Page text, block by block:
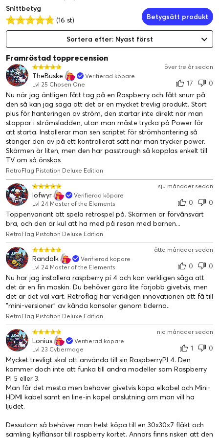
Snittbetyg
(16 st)
Betygsätt produkt
Sortera efter: Nyast först
Framröstad topprecension
över tre år sedan
TheBuske
Verifierad köpare
Lvl 25 Chosen One
17
0
Nu när jag äntligen fått tag på en Raspberry och fått snurr på
den så kan jag säga att det är en mycket trevlig produkt. Stort
plus för hanteringen av ström, den startar inte direkt när man
stoppar i strömsladden, utan man måste trycka på Power för
att starta. Installerar man sen scriptet för strömhantering så
stänger den av på ett kontrollerat sätt när man trycker power.
Skärmen är liten, men den har passtrough så kopplas enkelt till
TV om så önskas
RetroFlag Pistation Deluxe Edition
sju månader sedan
lofwyr
Verifierad köpare
Lvl 24 Master of the Elements
0
0
Toppenvariant att spela retrospel på. Skärmen är förvånsvärt
bra, och den är kul att ha med på resan med barnen...
RetroFlag Pistation Deluxe Edition
åtta månader sedan
Randolk
Verifierad köpare
Lvl 24 Master of the Elements
0
0
Nu har jag installera raspberry pi 4 och kan verkligen säga att
det är en fin maskin. Du behöver göra lite förjobb givetvis, men
det är det väl värt. Retroflag har verkligen innovationen att få till
"mini-versioner" av kända konsoler genom tiderna..
RetroFlag Pistation Deluxe Edition
nio månader sedan
Lonius
Verifierad köpare
Lvl 23 Cybermage
1
0
Mycket trevligt skal att använda till sin RaspberryPI 4. Den
kommer doch inte att funka till andra modeller som Raspberry
PI 5 eller 3.
Man får det mesta men behöver givetvis köpa elkabel och Mini-
HDMI kabel samt en line-in kapel anslutning om man vill ha
ljudet.
Dessutom så behöver man helst köpa till en 30x30x7 fläkt och
samling kylflänsar till raspberry kortet. Annars finns risken att den